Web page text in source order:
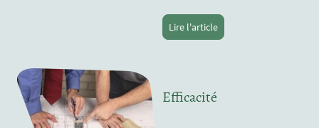
Lire l'article
Efficacité